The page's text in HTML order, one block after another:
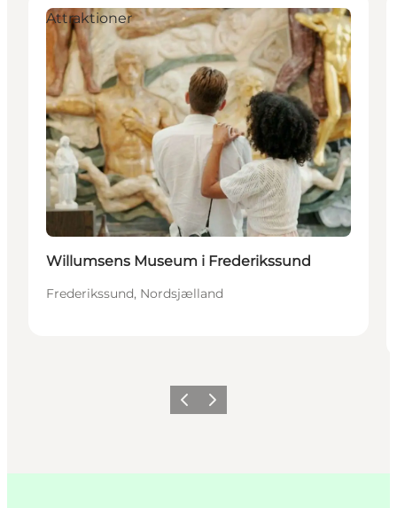
Attraktioner
Willumsens Museum i Frederikssund
Frederikssund, Nordsjælland
ForrigeNeste